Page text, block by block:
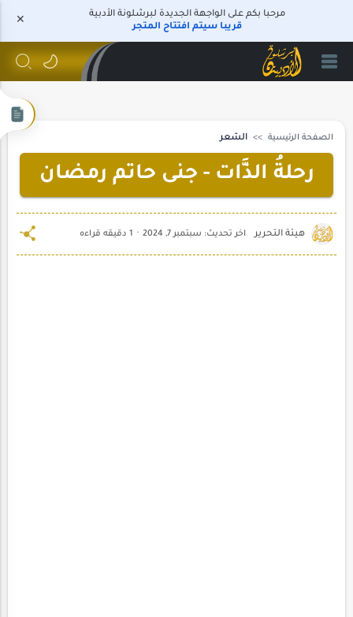
مرحبا بكم على الواجهة الجديدة لبرشلونة الأدبية
قريبا سيتم افتتاح المتجر
الصفحة الرئيسية الشعر
رحلةُ الذَّات - جنى حاتم رمضان
1 دقيقه قراءه